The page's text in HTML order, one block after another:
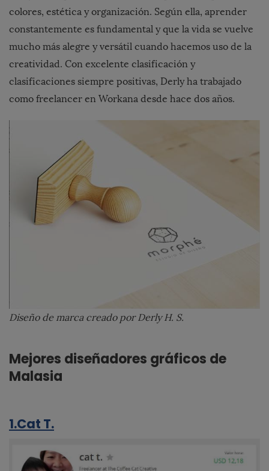
colores, estética y organización. Según ella, aprender
constantemente es fundamental y que la vida se vuelve
mucho más alegre y versátil cuando hacemos uso de la
creatividad. Con excelente clasificación y
clasificaciones siempre positivas, Derly ha trabajado
como freelancer en Workana desde hace dos años.
Diseño de marca creado por Derly H. S.
Mejores diseñadores gráficos de
Malasia
1.Cat T.